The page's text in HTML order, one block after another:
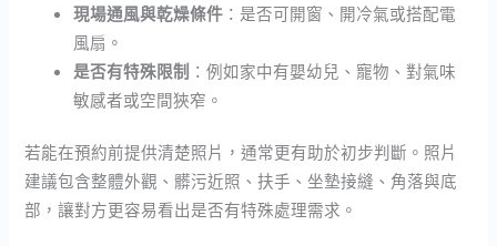
現場通風與乾燥條件 ：是否可開窗、開冷氣或搭配電
風扇。
是否有特殊限制 ：例如家中有嬰幼兒、寵物、對氣味
敏感者或空間狹窄。
若能在預約前提供清楚照片，通常更有助於初步判斷。照片
建議包含整體外觀、髒污近照、扶手、坐墊接縫、角落與底
部，讓對方更容易看出是否有特殊處理需求。